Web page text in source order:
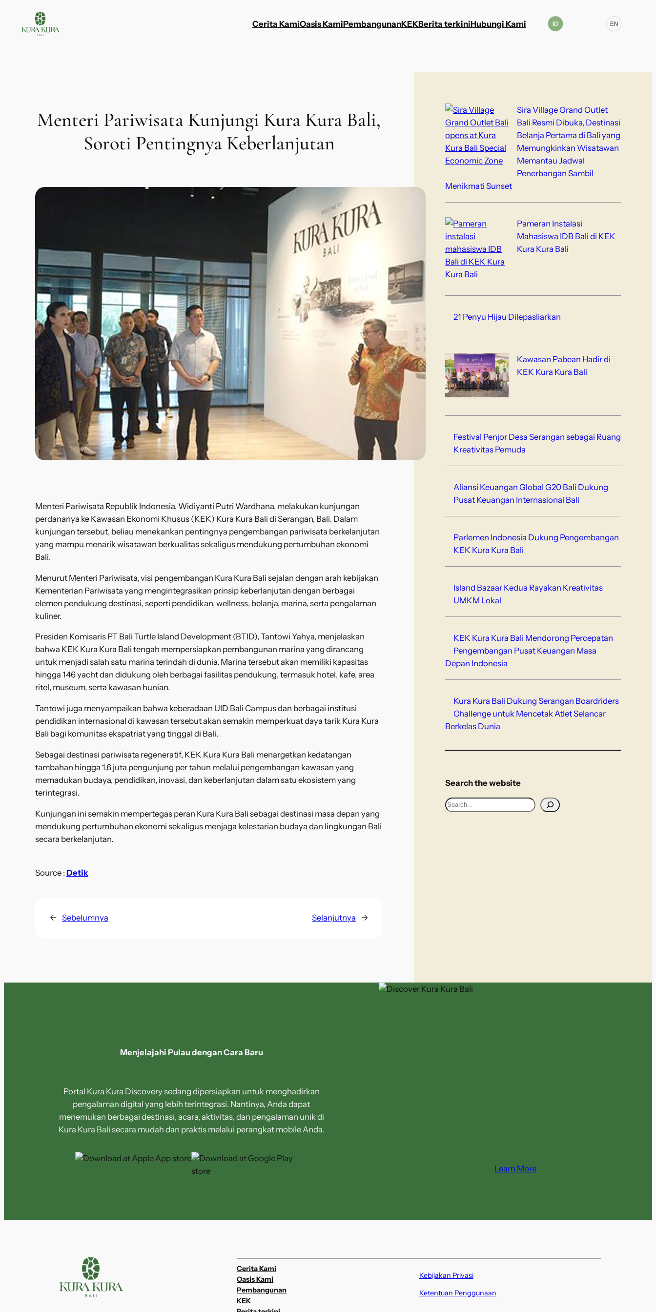
konten
Cerita KamiOasis KamiPembangunanKEKBerita terkiniHubungi Kami
Menteri Pariwisata Kunjungi Kura Kura Bali,
Soroti Pentingnya Keberlanjutan
Menteri Pariwisata Republik Indonesia, Widiyanti Putri Wardhana, melakukan kunjungan
perdananya ke Kawasan Ekonomi Khusus (KEK) Kura Kura Bali di Serangan, Bali. Dalam
kunjungan tersebut, beliau menekankan pentingnya pengembangan pariwisata berkelanjutan
yang mampu menarik wisatawan berkualitas sekaligus mendukung pertumbuhan ekonomi
Bali.
Menurut Menteri Pariwisata, visi pengembangan Kura Kura Bali sejalan dengan arah kebijakan
Kementerian Pariwisata yang mengintegrasikan prinsip keberlanjutan dengan berbagai
elemen pendukung destinasi, seperti pendidikan, wellness, belanja, marina, serta pengalaman
kuliner.
Presiden Komisaris PT Bali Turtle Island Development (BTID), Tantowi Yahya, menjelaskan
bahwa KEK Kura Kura Bali tengah mempersiapkan pembangunan marina yang dirancang
untuk menjadi salah satu marina terindah di dunia. Marina tersebut akan memiliki kapasitas
hingga 146 yacht dan didukung oleh berbagai fasilitas pendukung, termasuk hotel, kafe, area
ritel, museum, serta kawasan hunian.
Tantowi juga menyampaikan bahwa keberadaan UID Bali Campus dan berbagai institusi
pendidikan internasional di kawasan tersebut akan semakin memperkuat daya tarik Kura Kura
Bali bagi komunitas ekspatriat yang tinggal di Bali.
Sebagai destinasi pariwisata regeneratif, KEK Kura Kura Bali menargetkan kedatangan
tambahan hingga 1,6 juta pengunjung per tahun melalui pengembangan kawasan yang
memadukan budaya, pendidikan, inovasi, dan keberlanjutan dalam satu ekosistem yang
terintegrasi.
Kunjungan ini semakin mempertegas peran Kura Kura Bali sebagai destinasi masa depan yang
mendukung pertumbuhan ekonomi sekaligus menjaga kelestarian budaya dan lingkungan Bali
secara berkelanjutan.
Source : Detik
← Sebelumnya Selanjutnya →
Sira Village Grand Outlet
Bali Resmi Dibuka, Destinasi
Belanja Pertama di Bali yang
Memungkinkan Wisatawan
Memantau Jadwal
Penerbangan Sambil
Menikmati Sunset
Pameran Instalasi
Mahasiswa IDB Bali di KEK
Kura Kura Bali
21 Penyu Hijau Dilepasliarkan
Kawasan Pabean Hadir di
KEK Kura Kura Bali
Festival Penjor Desa Serangan sebagai Ruang
Kreativitas Pemuda
Aliansi Keuangan Global G20 Bali Dukung
Pusat Keuangan Internasional Bali
Parlemen Indonesia Dukung Pengembangan
KEK Kura Kura Bali
Island Bazaar Kedua Rayakan Kreativitas
UMKM Lokal
KEK Kura Kura Bali Mendorong Percepatan
Pengembangan Pusat Keuangan Masa
Depan Indonesia
Kura Kura Bali Dukung Serangan Boardriders
Challenge untuk Mencetak Atlet Selancar
Berkelas Dunia
Search the website
S
Menjelajahi Pulau dengan Cara Baru
Portal Kura Kura Discovery sedang dipersiapkan untuk menghadirkan
pengalaman digital yang lebih terintegrasi. Nantinya, Anda dapat
menemukan berbagai destinasi, acara, aktivitas, dan pengalaman unik di
Kura Kura Bali secara mudah dan praktis melalui perangkat mobile Anda.
Learn More
Cerita Kami
Oasis Kami
Pembangunan
KEK
Kebijakan Privasi
Ketentuan Penggunaan